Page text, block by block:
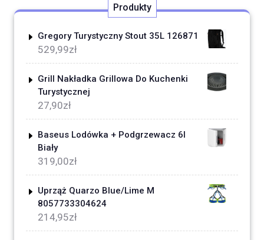
Produkty
Gregory Turystyczny Stout 35L 126871
529,99zł
Grill Nakładka Grillowa Do Kuchenki
Turystycznej
27,90zł
Baseus Lodówka + Podgrzewacz 6l
Biały
319,00zł
Uprząż Quarzo Blue/Lime M
8057733304624
214,95zł